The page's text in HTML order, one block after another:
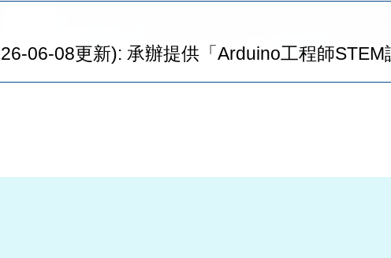
06-08更新): 承辦提供「Arduino工程師STEM